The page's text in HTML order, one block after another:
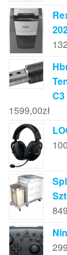
C3
1599,00zł